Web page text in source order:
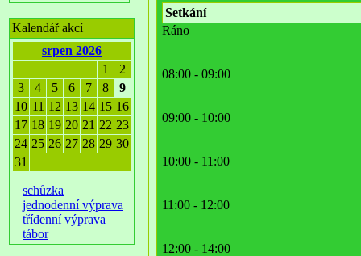
Kalendář akcí
srpen 2026
1
2
3
4 5 6 7 8
9
10 11 12 13 14 15 16
17 18 19 20 21 22 23
24 25 26 27 28 29 30
31
schůzka
jednodenní výprava
třídenní výprava
tábor
Setkání
Ráno
08:00 - 09:00
09:00 - 10:00
10:00 - 11:00
11:00 - 12:00
12:00 - 14:00